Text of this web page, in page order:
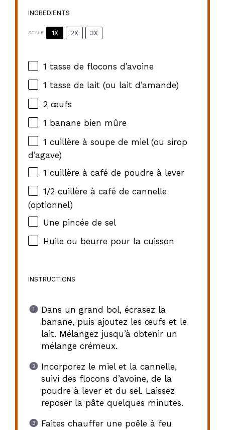
INGREDIENTS
SCALE 1X 2X 3X
1 tasse de flocons d’avoine
1 tasse de lait (ou lait d’amande)
2 œufs
1 banane bien mûre
1 cuillère à soupe de miel (ou sirop
d’agave)
1 cuillère à café de poudre à lever
1/2 cuillère à café de cannelle
(optionnel)
Une pincée de sel
Huile ou beurre pour la cuisson
INSTRUCTIONS
Dans un grand bol, écrasez la
banane, puis ajoutez les œufs et le
lait. Mélangez jusqu’à obtenir un
mélange crémeux.
Incorporez le miel et la cannelle,
suivi des flocons d’avoine, de la
poudre à lever et du sel. Laissez
reposer la pâte quelques minutes.
Faites chauffer une poêle à feu